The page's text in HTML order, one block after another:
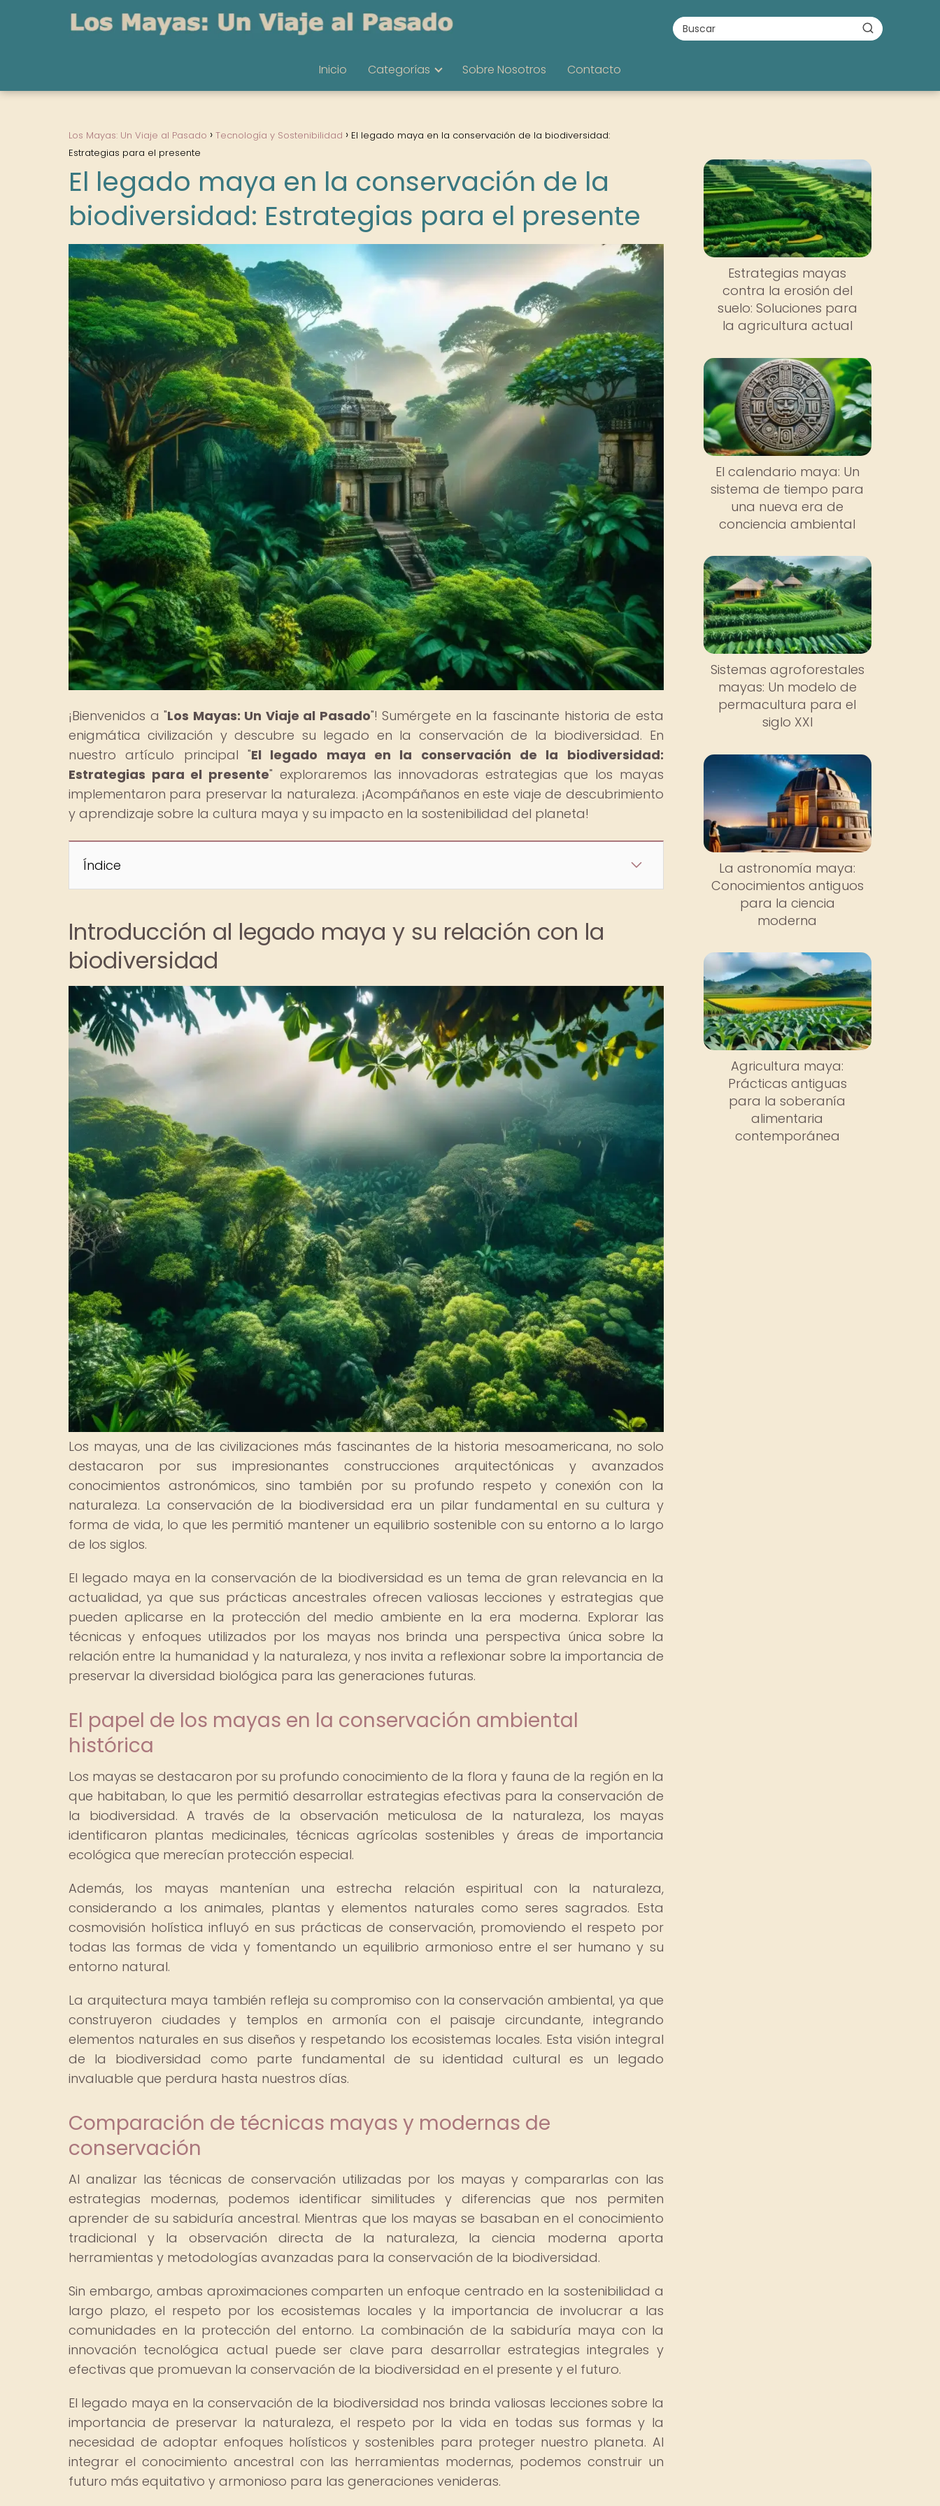
Inicio Categorías Sobre Nosotros Contacto
Los Mayas: Un Viaje al Pasado Tecnología y Sostenibilidad
El legado maya en la conservación de la biodiversidad:
Estrategias para el presente
El legado maya en la conservación de la
biodiversidad: Estrategias para el presente
¡Bienvenidos a "Los Mayas: Un Viaje al Pasado"! Sumérgete en la fascinante historia de esta
enigmática civilización y descubre su legado en la conservación de la biodiversidad. En
nuestro artículo principal "El legado maya en la conservación de la biodiversidad:
Estrategias para el presente" exploraremos las innovadoras estrategias que los mayas
implementaron para preservar la naturaleza. ¡Acompáñanos en este viaje de descubrimiento
y aprendizaje sobre la cultura maya y su impacto en la sostenibilidad del planeta!
Índice
Introducción al legado maya y su relación con la
biodiversidad
Los mayas, una de las civilizaciones más fascinantes de la historia mesoamericana, no solo
destacaron por sus impresionantes construcciones arquitectónicas y avanzados
conocimientos astronómicos, sino también por su profundo respeto y conexión con la
naturaleza. La conservación de la biodiversidad era un pilar fundamental en su cultura y
forma de vida, lo que les permitió mantener un equilibrio sostenible con su entorno a lo largo
de los siglos.
El legado maya en la conservación de la biodiversidad es un tema de gran relevancia en la
actualidad, ya que sus prácticas ancestrales ofrecen valiosas lecciones y estrategias que
pueden aplicarse en la protección del medio ambiente en la era moderna. Explorar las
técnicas y enfoques utilizados por los mayas nos brinda una perspectiva única sobre la
relación entre la humanidad y la naturaleza, y nos invita a reflexionar sobre la importancia de
preservar la diversidad biológica para las generaciones futuras.
El papel de los mayas en la conservación ambiental
histórica
Los mayas se destacaron por su profundo conocimiento de la flora y fauna de la región en la
que habitaban, lo que les permitió desarrollar estrategias efectivas para la conservación de
la biodiversidad. A través de la observación meticulosa de la naturaleza, los mayas
identificaron plantas medicinales, técnicas agrícolas sostenibles y áreas de importancia
ecológica que merecían protección especial.
Además, los mayas mantenían una estrecha relación espiritual con la naturaleza,
considerando a los animales, plantas y elementos naturales como seres sagrados. Esta
cosmovisión holística influyó en sus prácticas de conservación, promoviendo el respeto por
todas las formas de vida y fomentando un equilibrio armonioso entre el ser humano y su
entorno natural.
La arquitectura maya también refleja su compromiso con la conservación ambiental, ya que
construyeron ciudades y templos en armonía con el paisaje circundante, integrando
elementos naturales en sus diseños y respetando los ecosistemas locales. Esta visión integral
de la biodiversidad como parte fundamental de su identidad cultural es un legado
invaluable que perdura hasta nuestros días.
Comparación de técnicas mayas y modernas de
conservación
Al analizar las técnicas de conservación utilizadas por los mayas y compararlas con las
estrategias modernas, podemos identificar similitudes y diferencias que nos permiten
aprender de su sabiduría ancestral. Mientras que los mayas se basaban en el conocimiento
tradicional y la observación directa de la naturaleza, la ciencia moderna aporta
herramientas y metodologías avanzadas para la conservación de la biodiversidad.
Sin embargo, ambas aproximaciones comparten un enfoque centrado en la sostenibilidad a
largo plazo, el respeto por los ecosistemas locales y la importancia de involucrar a las
comunidades en la protección del entorno. La combinación de la sabiduría maya con la
innovación tecnológica actual puede ser clave para desarrollar estrategias integrales y
efectivas que promuevan la conservación de la biodiversidad en el presente y el futuro.
El legado maya en la conservación de la biodiversidad nos brinda valiosas lecciones sobre la
importancia de preservar la naturaleza, el respeto por la vida en todas sus formas y la
necesidad de adoptar enfoques holísticos y sostenibles para proteger nuestro planeta. Al
integrar el conocimiento ancestral con las herramientas modernas, podemos construir un
futuro más equitativo y armonioso para las generaciones venideras.
Estrategias mayas
contra la erosión del
suelo: Soluciones para
la agricultura actual
El calendario maya: Un
sistema de tiempo para
una nueva era de
conciencia ambiental
Sistemas agroforestales
mayas: Un modelo de
permacultura para el
siglo XXI
La astronomía maya:
Conocimientos antiguos
para la ciencia
moderna
Agricultura maya:
Prácticas antiguas
para la soberanía
alimentaria
contemporánea